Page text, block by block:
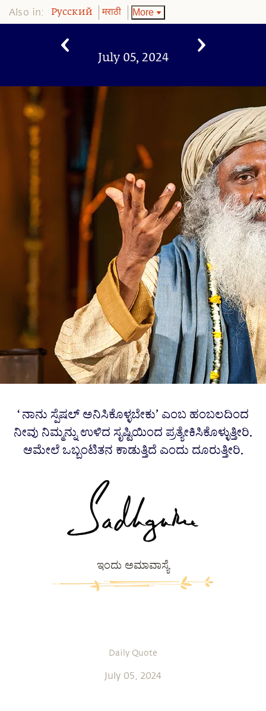
Also in: Pусский मराठी More
July 05, 2024
‘ನಾನು ಸ್ಪೆಷಲ್ ಅನಿಸಿಕೊಳ್ಳಬೇಕು’ ಎಂಬ ಹಂಬಲದಿಂದ
ನೀವು ನಿಮ್ಮನ್ನು ಉಳಿದ ಸೃಷ್ಟಿಯಿಂದ ಪ್ರತ್ಯೇಕಿಸಿಕೊಳ್ಳುತ್ತೀರಿ.
ಆಮೇಲೆ ಒಬ್ಬಂಟಿತನ ಕಾಡುತ್ತಿದೆ ಎಂದು ದೂರುತ್ತೀರಿ.
ಇಂದು ಅಮಾವಾಸ್ಯೆ
Daily Quote
July 05, 2024